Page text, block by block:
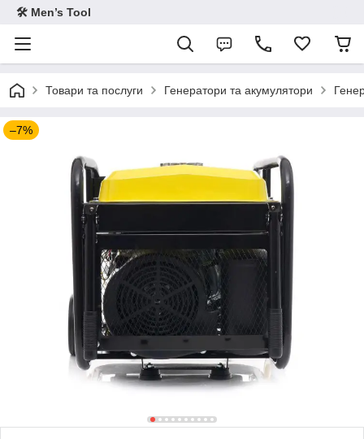
🛠 Men’s Tool
Товари та послуги Генератори та акумулятори
–7%